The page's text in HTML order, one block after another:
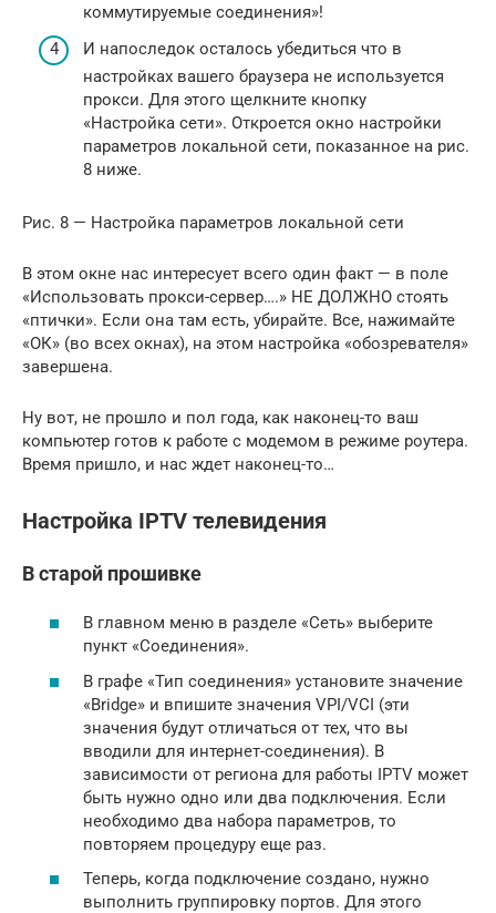
коммутируемые соединения»!
И напоследок осталось убедиться что в
настройках вашего браузера не используется
прокси. Для этого щелкните кнопку
«Настройка сети». Откроется окно настройки
параметров локальной сети, показанное на рис.
8 ниже.
Рис. 8 — Настройка параметров локальной сети
В этом окне нас интересует всего один факт — в поле
«Использовать прокси-сервер….» НЕ ДОЛЖНО стоять
«птички». Если она там есть, убирайте. Все, нажимайте
«ОК» (во всех окнах), на этом настройка «обозревателя»
завершена.
Ну вот, не прошло и пол года, как наконец-то ваш
компьютер готов к работе с модемом в режиме роутера.
Время пришло, и нас ждет наконец-то…
Настройка IPTV телевидения
В старой прошивке
В главном меню в разделе «Сеть» выберите
пункт «Соединения».
В графе «Тип соединения» установите значение
«Bridge» и впишите значения VPI/VCI (эти
значения будут отличаться от тех, что вы
вводили для интернет-соединения). В
зависимости от региона для работы IPTV может
быть нужно одно или два подключения. Если
необходимо два набора параметров, то
повторяем процедуру еще раз.
Теперь, когда подключение создано, нужно
выполнить группировку портов. Для этого